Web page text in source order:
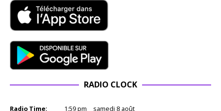
RADIO CLOCK
Radio Time: 1:59pm samedi 8 août